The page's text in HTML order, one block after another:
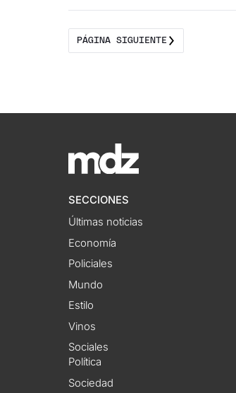
PÁGINA SIGUIENTE
SECCIONES
Últimas noticias
Economía
Policiales
Mundo
Estilo
Vinos
Sociales
Política
Sociedad